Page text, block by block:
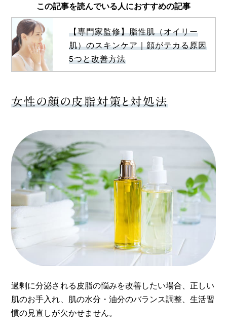
この記事を読んでいる人におすすめの記事
【専門家監修】脂性肌（オイリー
肌）のスキンケア｜顔がテカる原因
5つと改善方法
女性の顔の皮脂対策と対処法
過剰に分泌される皮脂の悩みを改善したい場合、正しい
肌のお手入れ、肌の水分・油分のバランス調整、生活習
慣の見直しが欠かせません。